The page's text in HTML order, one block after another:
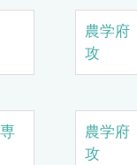
農学
攻
農学
攻